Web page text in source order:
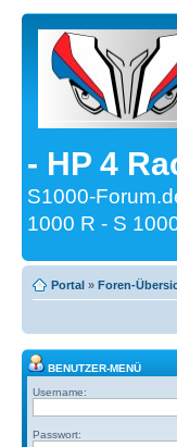
- HP 4
S1000-
1000 R - S
Portal » Foren-
BENUTZER-MENÜ
Username:
Passwort: